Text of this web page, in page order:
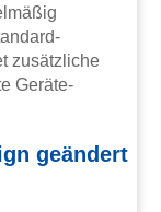
zusätzliche
Geräte-
geändert